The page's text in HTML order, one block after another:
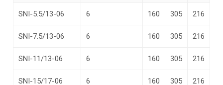
SNI-5.5/13-06 6 160 305 216
SNI-7.5/13-06 6 160 305 216
SNI-11/13-06 6 160 305 216
SNI-15/17-06 6 160 305 216